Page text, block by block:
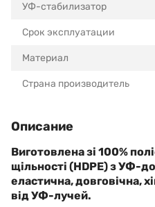
УФ-стабилизатор
Срок эксплуатации
Материал
Страна производитель
Описание
Виготовлена ​​зі 100%
щільності (HDPE) з УФ-
еластична, довговічна,
від УФ-лучей.